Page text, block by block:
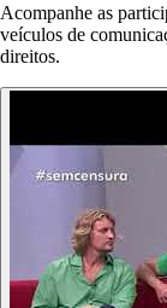
Acompanhe as
veículos de
direitos.